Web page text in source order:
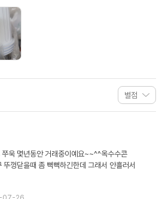
욱 몇년동안 거래중이예요~~^^옥수수콘
껑닫을때 좀 뻑뻑하긴한데 그래서 안흘러서